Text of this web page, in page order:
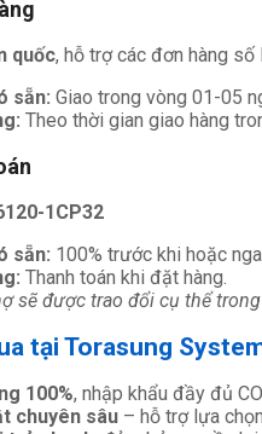
quốc, hỗ trợ các đơn hàng số
sẵn: Giao trong vòng 01-05
Theo thời gian giao hàng
1CP32
sẵn: 100% trước khi hoặc
Thanh toán khi đặt hàng.
sẽ được trao đổi cụ thể
tại Torasung
100%, nhập khẩu đầy đủ
chuyên sâu – hỗ trợ lựa